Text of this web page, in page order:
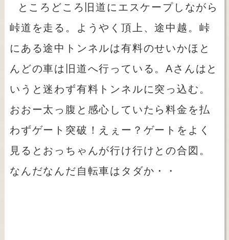
ところどころ旧道にエスケープしながら
峠道を走る。ようやく頂上、途中越。峠
にある途中トンネルは有料のせいかほと
んどの車は旧道へ行っている。Aさんはと
いうと迷わず有料トンネルに突っ込む。
おおー太っ腹と感心していたら料金を払
わずゲート突破！えぇー？ゲートをよく
見るとおっちゃんが行け行けとの合図。
なんだなんだ自転車はタダか・・